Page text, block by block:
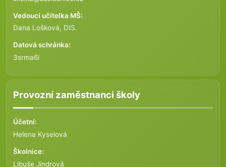
Vedoucí učitelka MŠ:
Dana Lošková, DIS.
Datová schránka:
3srma6i
Provozní zaměstnanci školy
Účetní:
Helena Kyselová
Školnice:
Libuše Jindrová